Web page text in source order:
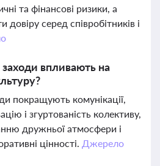
та фінансові ризики, а
серед співробітників і
впливають на
покращують комунікації,
і згуртованість колективу,
дружньої атмосфери і
цінності. Джерело